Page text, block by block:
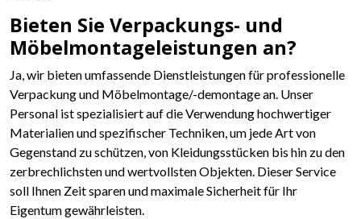
Bieten Sie Verpackungs- und
Möbelmontageleistungen an?
Ja, wir bieten umfassende Dienstleistungen für professionelle
Verpackung und Möbelmontage/-demontage an. Unser
Personal ist spezialisiert auf die Verwendung hochwertiger
Materialien und spezifischer Techniken, um jede Art von
Gegenstand zu schützen, von Kleidungsstücken bis hin zu den
zerbrechlichsten und wertvollsten Objekten. Dieser Service
soll Ihnen Zeit sparen und maximale Sicherheit für Ihr
Eigentum gewährleisten.